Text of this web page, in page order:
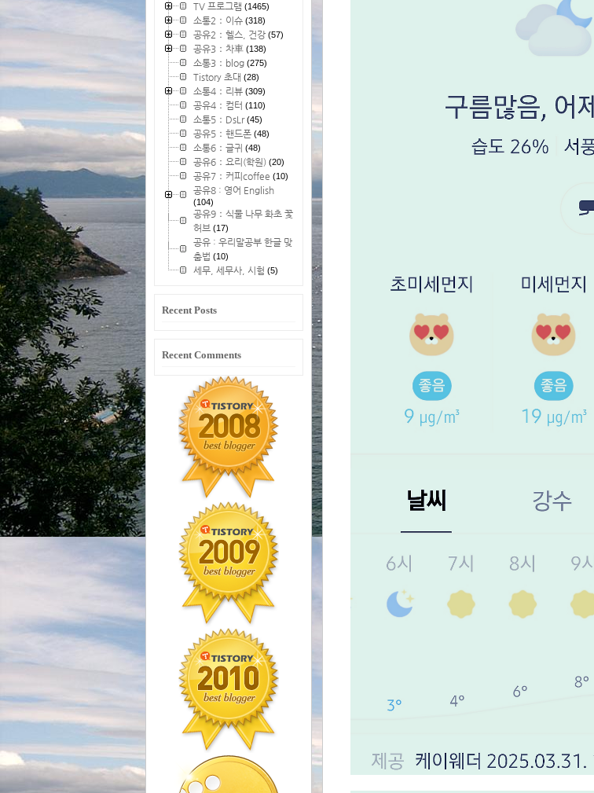
TV 프로그램 (1465)
소통2：이슈(318)
공유2：헬스, 건강(57)
공유3：차車(138)
소통3：blog(275)
Tistory 초대 (28)
소통4：리뷰(309)
공유4：컴터 (110)
소통5：DsLr(45)
공유5：핸드폰(48)
소통6：글귀 (48)
공유6：요리(학원)(20)
공유7：커피coffee (10)
공유8 : 영어 English
(104)
공유9：식물 나무 화초 꽃
허브 (17)
공유 : 우리말공부 한글 맞
춤법 (10)
세무, 세무사, 시험 (5)
Recent Posts
Recent Comments